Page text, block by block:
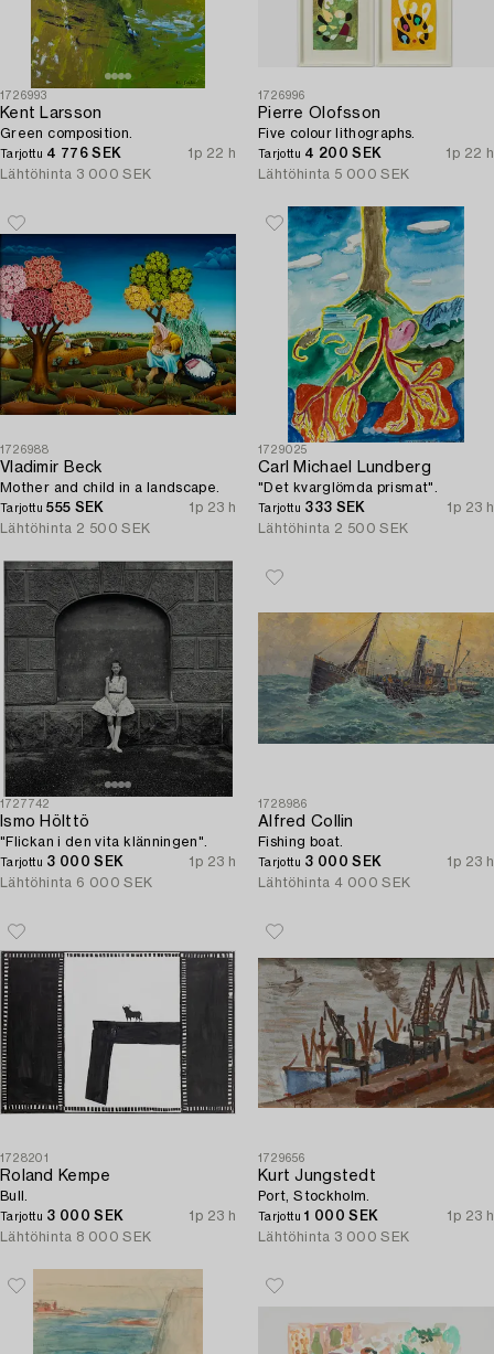
1726993
Kent Larsson
Green composition.
Tarjottu 4 776 SEK
1p 22 h
Lähtöhinta 3 000 SEK
1726996
Pierre Olofsson
Five colour lithographs.
Tarjottu 4 200 SEK
1p 22 h
Lähtöhinta 5 000 SEK
1726988
Vladimir Beck
Mother and child in a landscape.
Tarjottu555 SEK
1p 23 h
Lähtöhinta 2 500 SEK
1729025
Carl Michael Lundberg
"Det kvarglömda prismat".
Tarjottu 333 SEK
1p 23 h
Lähtöhinta 2 500 SEK
1727742
Ismo Hölttö
"Flickan i den vita klänningen".
Tarjottu 3 000 SEK
1p 23 h
Lähtöhinta 6 000 SEK
1728986
Alfred Collin
Fishing boat.
Tarjottu 3 000 SEK
1p 23 h
Lähtöhinta 4 000 SEK
1728201
Roland Kempe
Bull.
Tarjottu 3 000 SEK
1p 23 h
Lähtöhinta 8 000 SEK
1729656
Kurt Jungstedt
Port, Stockholm.
Tarjottu1 000 SEK
1p 23 h
Lähtöhinta 3 000 SEK